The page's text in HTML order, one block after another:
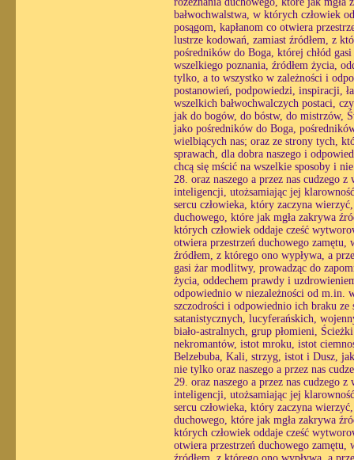
bałwochwalstwa, w których człowiek
posągom, kapłanom co otwiera
lustrze kodowań, zamiast źródłem, z
pośredników do Boga, której chłód
wszelkiego poznania, źródłem życia,
tylko, a to wszystko w zależności i
postanowień, podpowiedzi, inspiracji,
wszelkich bałwochwalczych postaci,
jak do bogów, do bóstw, do mistrzów,
jako pośredników do Boga,
wielbiących nas; oraz ze strony tych,
sprawach, dla dobra naszego i
chcą się mścić na wszelkie sposoby i
28. oraz naszego a przez nas cudzego
inteligencji, utożsamiając jej
sercu człowieka, który zaczyna
duchowego, które jak mgła zakrywa
których człowiek oddaje cześć
otwiera przestrzeń duchowego zamętu,
źródłem, z którego ono wypływa, a
gasi żar modlitwy, prowadząc do
życia, oddechem prawdy i
odpowiednio w niezależności od m.in.
szczodrości i odpowiednio ich braku
satanistycznych, lucyferańskich,
biało-astralnych, grup płomieni,
nekromantów, istot mroku, istot
Belzebuba, Kali, strzyg, istot i Dusz,
nie tylko oraz naszego a przez nas
29. oraz naszego a przez nas cudzego
inteligencji, utożsamiając jej
sercu człowieka, który zaczyna
duchowego, które jak mgła zakrywa
których człowiek oddaje cześć
otwiera przestrzeń duchowego zamętu,